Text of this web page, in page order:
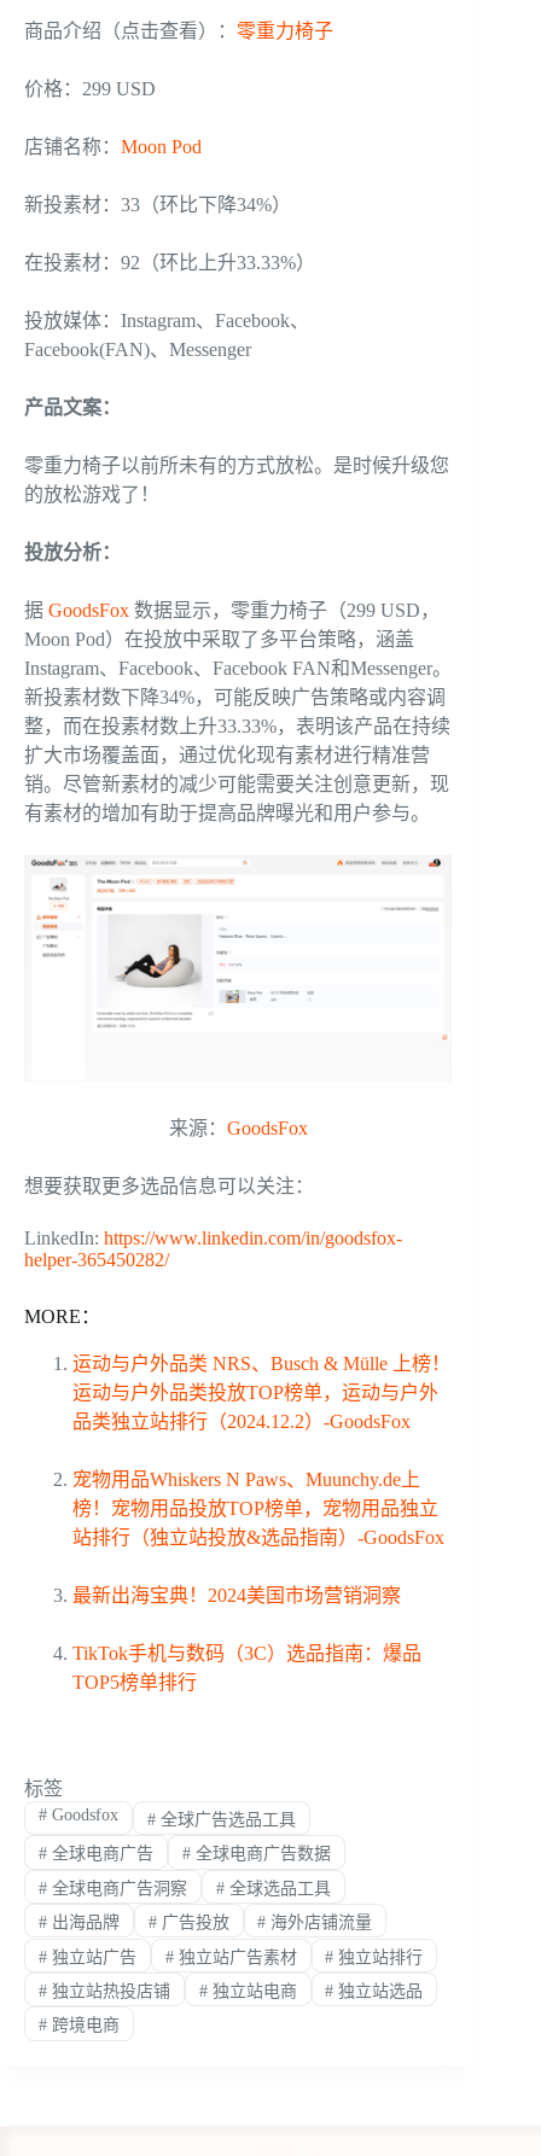
商品介绍（点击查看）： 零重力椅子
价格：299 USD
店铺名称： Moon Pod
新投素材：33（环比下降34%）
在投素材：92（环比上升33.33%）
投放媒体：Instagram、Facebook、
Facebook(FAN)、Messenger
产品文案：
零重力椅子以前所未有的方式放松。是时候升级您
的放松游戏了！
投放分析：
据 GoodsFox 数据显示，零重力椅子（299 USD，
Moon Pod）在投放中采取了多平台策略，涵盖
Instagram、Facebook、Facebook FAN和Messenger。
新投素材数下降34%，可能反映广告策略或内容调
整，而在投素材数上升33.33%，表明该产品在持续
扩大市场覆盖面，通过优化现有素材进行精准营
销。尽管新素材的减少可能需要关注创意更新，现
有素材的增加有助于提高品牌曝光和用户参与。
来源： GoodsFox
想要获取更多选品信息可以关注：
LinkedIn: https://www.linkedin.com/in/goodsfox-
helper-365450282/
MORE：
运动与户外品类 NRS、Busch & Mülle 上榜！
运动与户外品类投放TOP榜单，运动与户外
品类独立站排行（2024.12.2）-GoodsFox
宠物用品Whiskers N Paws、Muunchy.de上
榜！宠物用品投放TOP榜单，宠物用品独立
站排行（独立站投放&选品指南）-GoodsFox
最新出海宝典！2024美国市场营销洞察
TikTok手机与数码（3C）选品指南：爆品
TOP5榜单排行
标签
#Goodsfox #全球广告选品工具
#全球电商广告 #全球电商广告数据
#全球电商广告洞察 #全球选品工具
#出海品牌 #广告投放 # 海外店铺流量
#独立站广告 #独立站广告素材 # 独立站排行
#独立站热投店铺 #独立站电商 # 独立站选品
#跨境电商